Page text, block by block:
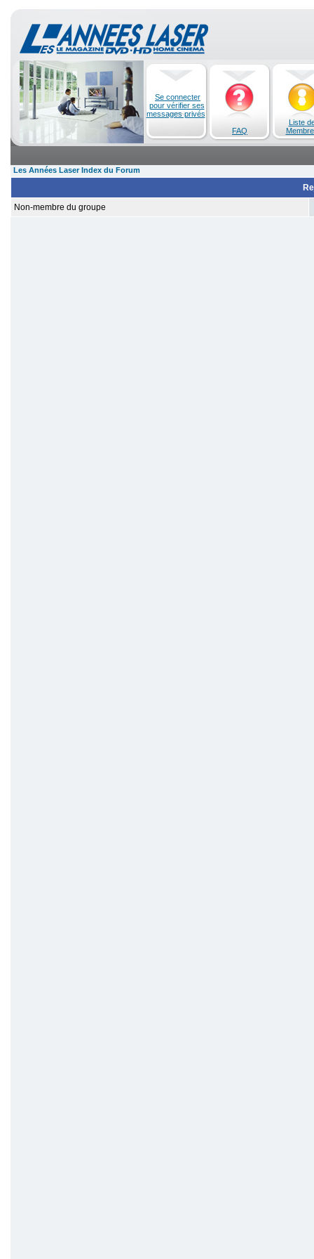
Se connecter
pour vérifier ses
messages privés
FAQ
Liste
Les Années Laser Index du Forum
Non-membre du groupe